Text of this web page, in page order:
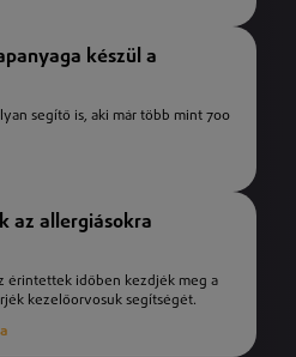
készül a
segítő is, aki már több mint 700
az allergiásokra
érintettek időben kezdjék meg a
kezelőorvosuk segítségét.